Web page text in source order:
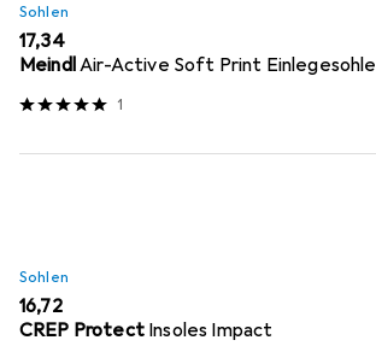
Sohlen
EUR
17,34
MeindlAir-Active Soft Print Einlegesohle
1
Sohlen
EUR
16,72
CREP Protect Insoles Impact